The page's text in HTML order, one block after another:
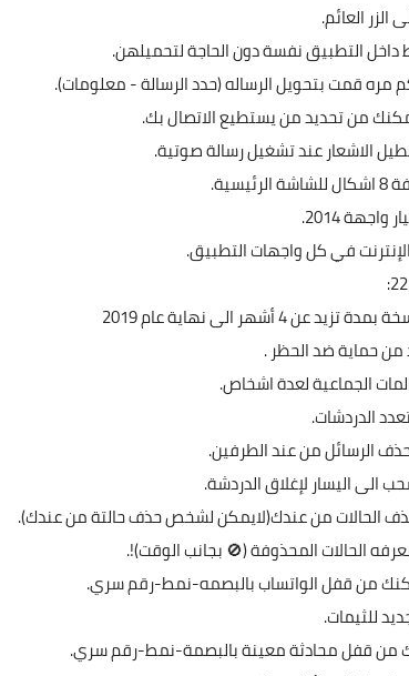
العائم.
التطبيق نفسة دون الحاجة لتحميلهن.
من تحديد من يستطيع الاتصال بك.
الاشعار عند تشغيل رسالة صوتية.
2014.
4 أشهر الى نهاية عام 2019
من حماية ضد الحظر .
الجماعية لعدة اشخاص.
الدردشات.
الرسائل من عند الطرفين.
الى اليسار لإغلاق الدردشة.
الحالات المحذوفة (🚫 بجانب الوقت)!.
من قفل الواتساب بالبصمه-نمط-رقم سري.
للثيمات.
من قفل محادثة معينة بالبصمة-نمط-رقم سري.